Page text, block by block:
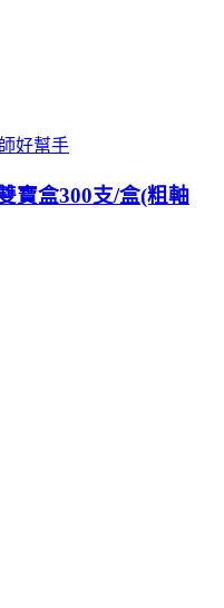
好幫手
寶盒300支/盒(粗軸